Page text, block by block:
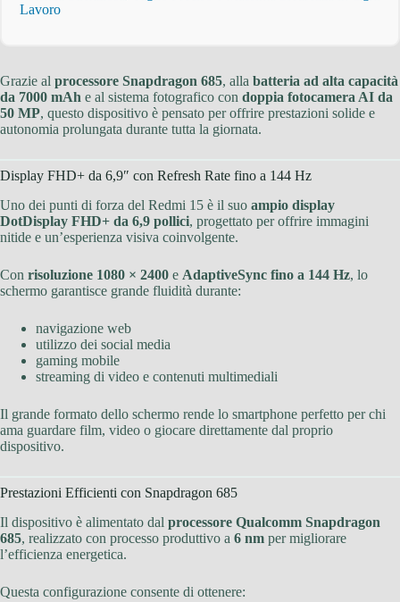
Lavoro
Grazie al processore Snapdragon 685, alla batteria ad alta capacità
da 7000 mAh e al sistema fotografico con doppia fotocamera AI da
50 MP, questo dispositivo è pensato per offrire prestazioni solide e
autonomia prolungata durante tutta la giornata.
Display FHD+ da 6,9″ con Refresh Rate fino a 144 Hz
Uno dei punti di forza del Redmi 15 è il suo ampio display
DotDisplay FHD+ da 6,9 pollici, progettato per offrire immagini
nitide e un’esperienza visiva coinvolgente.
Con risoluzione 1080 × 2400 e AdaptiveSync fino a 144 Hz, lo
schermo garantisce grande fluidità durante:
navigazione web
utilizzo dei social media
gaming mobile
streaming di video e contenuti multimediali
Il grande formato dello schermo rende lo smartphone perfetto per chi
ama guardare film, video o giocare direttamente dal proprio
dispositivo.
Prestazioni Efficienti con Snapdragon 685
Il dispositivo è alimentato dal processore Qualcomm Snapdragon
685, realizzato con processo produttivo a 6 nm per migliorare
l’efficienza energetica.
Questa configurazione consente di ottenere: